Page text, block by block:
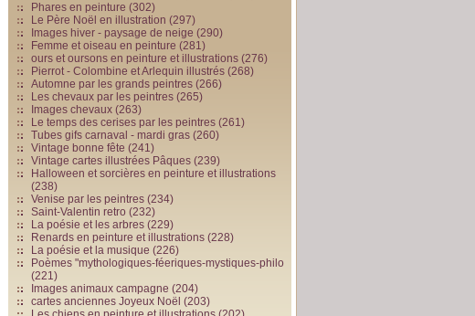
Phares en peinture (302)
Le Père Noël en illustration (297)
Images hiver - paysage de neige (290)
Femme et oiseau en peinture (281)
ours et oursons en peinture et illustrations (276)
Pierrot - Colombine et Arlequin illustrés (268)
Automne par les grands peintres (266)
Les chevaux par les peintres (265)
Images chevaux (263)
Le temps des cerises par les peintres (261)
Tubes gifs carnaval - mardi gras (260)
Vintage bonne fête (241)
Vintage cartes illustrées Pâques (239)
Halloween et sorcières en peinture et illustrations
(238)
Venise par les peintres (234)
Saint-Valentin retro (232)
La poésie et les arbres (229)
Renards en peinture et illustrations (228)
La poésie et la musique (226)
Poèmes "mythologiques-féeriques-mystiques-philo
(221)
Images animaux campagne (204)
cartes anciennes Joyeux Noël (203)